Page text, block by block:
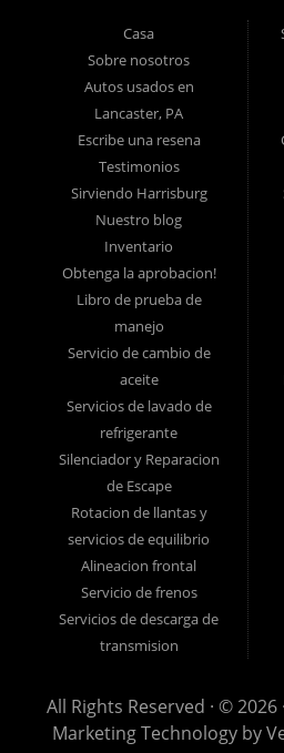
consumidores de "Compre aquí, pague
modelos tardíos de alto kilometraje,
usados ??de alta calidad, camiones
SUV usados ??y sedanes usados
condado de Lancaster. >br> En Ticket
situación y podemos lograr que lo
usado, camión usado, camioneta
usado de sus sueños hoy! Somos el
fácil! Tenemos financiamiento para
iniciales bajos y planes de pago
para auto en Lancaster, ha encontrado
es un comprador de automóviles por
Columbia PA, Ephrata PA,
PA, Hershey PA, Coatesville PA,
Progress PA, Harrisburg PA, West
mal crédito, sin crédito o tienen cosas
que lo están reteniendo de sus sueños
embargos, bancarrotas, deudas,
y luego vengan a Ticket To Ride hoy.
Creemos que somos el mejor
Buy Here Pay Here y financiamiento
sus sueños de compra de
financiamiento fácil para automóviles,
Casa
Sobre nosotros
Autos usados ​​en
Lancaster, PA
Escribe una resena
Testimonios
Sirviendo Harrisburg
Nuestro blog
Inventario
Obtenga la aprobacion!
Libro de prueba de
manejo
Servicio de cambio de
aceite
Servicios de lavado de
refrigerante
Silenciador y Reparacion
de Escape
Rotacion de llantas y
servicios de equilibrio
Alineacion frontal
Servicio de frenos
Servicios de descarga de
transmision
All Rights Reserved · © 2026 ·
Marketing Technology by